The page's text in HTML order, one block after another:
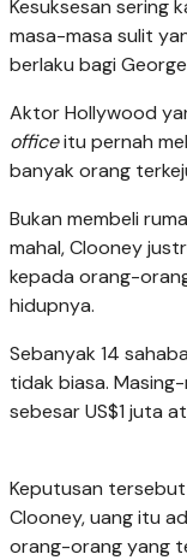
Kesuksesan sering
masa-masa sulit
berlaku bagi
Aktor Hollywood
officeitu pernah
banyak orang
Bukan membeli
mahal, Clooney
kepada orang-
hidupnya.
Sebanyak 14
tidak biasa.
sebesar US$1 juta
Keputusan
Clooney, uang itu
orang-orang yang